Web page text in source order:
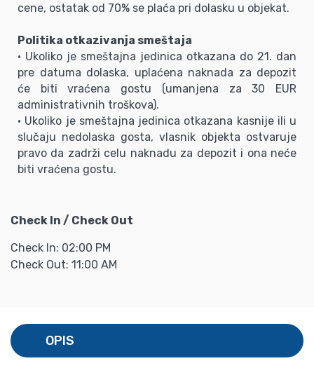
cene, ostatak od 70% se plaća pri dolasku u objekat.
Politika otkazivanja smeštaja
• Ukoliko je smeštajna jedinica otkazana do 21. dan
pre datuma dolaska, uplaćena naknada za depozit
će biti vraćena gostu (umanjena za 30 EUR
administrativnih troškova).
• Ukoliko je smeštajna jedinica otkazana kasnije ili u
slučaju nedolaska gosta, vlasnik objekta ostvaruje
pravo da zadrži celu naknadu za depozit i ona neće
biti vraćena gostu.
Check In / Check Out
Check In: 02:00 PM
Check Out: 11:00 AM
OPIS